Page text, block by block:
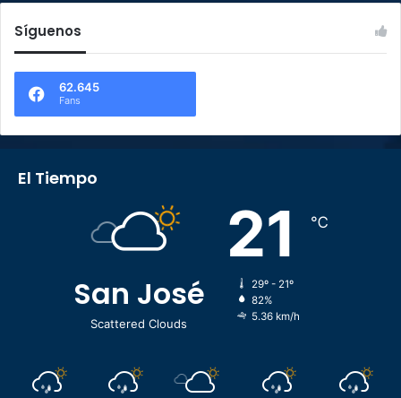
Síguenos
62.645
Fans
El Tiempo
San José
Scattered Clouds
21 ℃
29º - 21º
82%
5.36 km/h